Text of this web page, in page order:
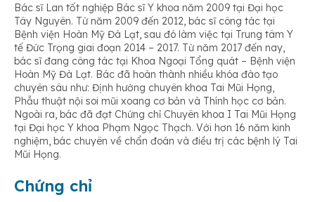
Bác sĩ Lan tốt nghiệp Bác sĩ Y khoa năm 2009 tại Đại học
Tây Nguyên. Từ năm 2009 đến 2012, bác sĩ công tác tại
Bệnh viện Hoàn Mỹ Đà Lạt, sau đó làm việc tại Trung tâm Y
tế Đức Trọng giai đoạn 2014 – 2017. Từ năm 2017 đến nay,
bác sĩ đang công tác tại Khoa Ngoại Tổng quát – Bệnh viện
Hoàn Mỹ Đà Lạt. Bác đã hoàn thành nhiều khóa đào tạo
chuyên sâu như: Định hướng chuyên khoa Tai Mũi Họng,
Phẫu thuật nội soi mũi xoang cơ bản và Thính học cơ bản.
Ngoài ra, bác đã đạt Chứng chỉ Chuyên khoa I Tai Mũi Họng
tại Đại học Y khoa Phạm Ngọc Thạch. Với hơn 16 năm kinh
nghiệm, bác chuyên về chẩn đoán và điều trị các bệnh lý Tai
Mũi Họng.
Chứng chỉ